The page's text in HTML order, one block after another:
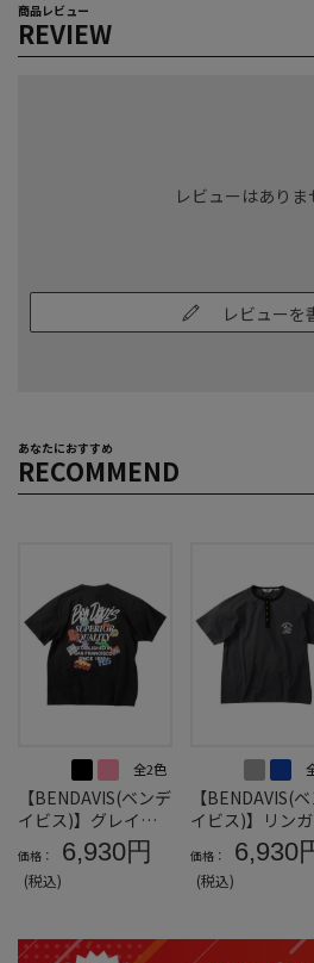
商品レビュー
REVIEW
レビューはありま
レビューを
あなたにおすすめ
RECOMMEND
全2色
【BENDAVIS(ベンデ
イビス)】グレイト
フル半袖Tシャツ＊
カタログ商品
価格： 6,930円
(税込)
【BENDAVIS(
イビス)】リン
ヘンリーネック
Tシャツ＊カタロ
商品
価格： 6,930
(税込)